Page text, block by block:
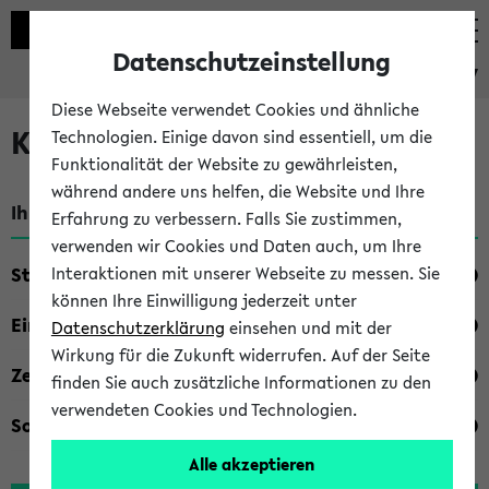
eKVV
Kombisuche im eKVV
Ihre Suchkriterien:
Studienfach
Einrichtung
Zeiten
Sonstiges
Datenschutzeinstellung
Diese Webseite verwendet Cookies und ähnliche
Technologien. Einige davon sind essentiell, um die
Funktionalität der Website zu gewährleisten,
während andere uns helfen, die Website und Ihre
Erfahrung zu verbessern. Falls Sie zustimmen,
verwenden wir Cookies und Daten auch, um Ihre
Interaktionen mit unserer Webseite zu messen. Sie
können Ihre Einwilligung jederzeit unter
Datenschutzerklärung einsehen und mit der
Wirkung für die Zukunft widerrufen. Auf der Seite
finden Sie auch zusätzliche Informationen zu den
verwendeten Cookies und Technologien.
Alle akzeptieren